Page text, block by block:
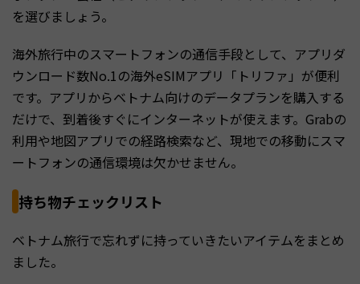
を選びましょう。
海外旅行中のスマートフォンの通信手段として、アプリダ
ウンロード数No.1の海外eSIMアプリ「トリファ」が便利
です。アプリからベトナム向けのデータプランを購入する
だけで、到着後すぐにインターネットが使えます。Grabの
利用や地図アプリでの経路検索など、現地での移動にスマ
ートフォンの通信環境は欠かせません。
持ち物チェックリスト
ベトナム旅行で忘れずに持っていきたいアイテムをまとめ
ました。